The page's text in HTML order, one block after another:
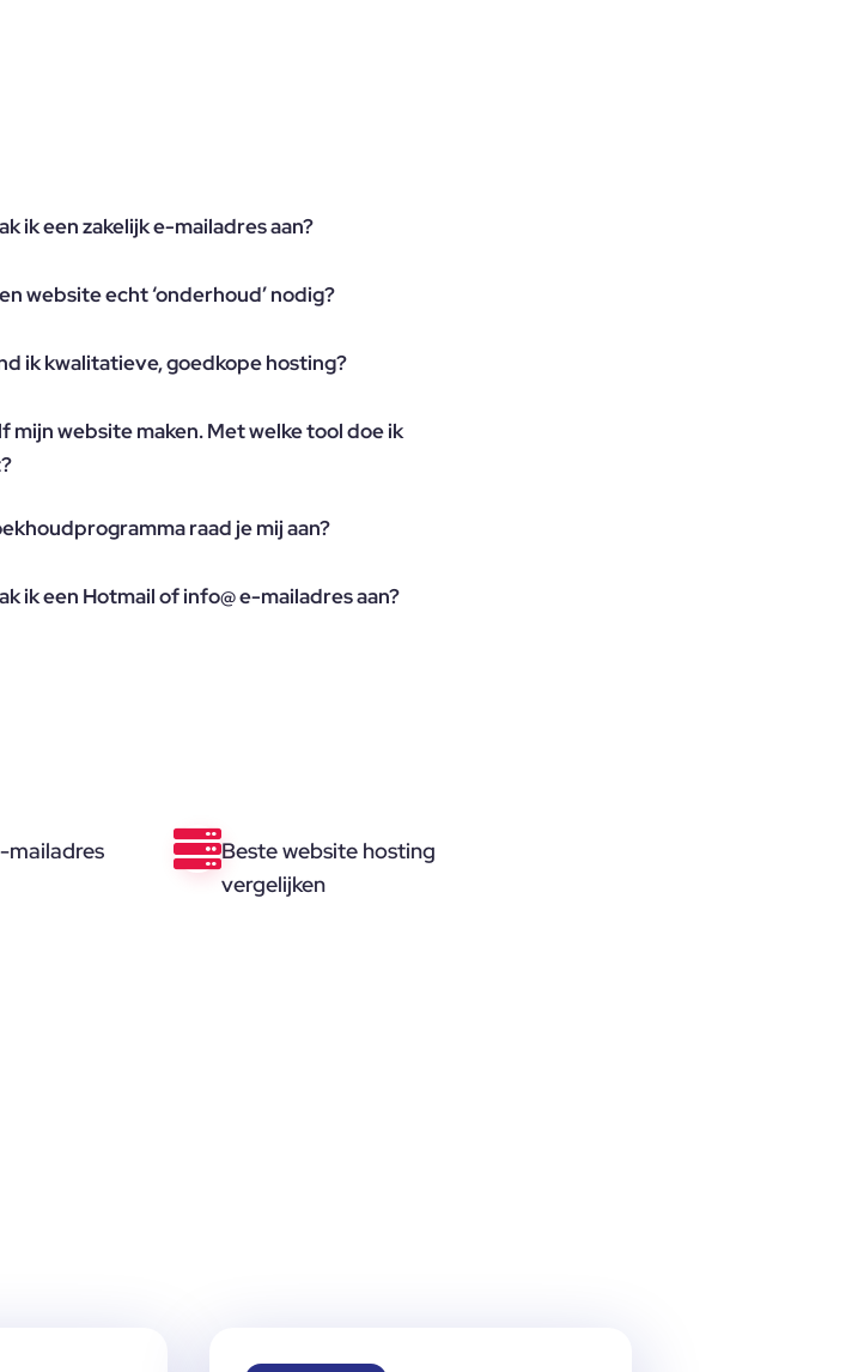
ik een zakelijk e-mailadres aan?
website echt ‘onderhoud’ nodig?
ik kwalitatieve, goedkope hosting?
mijn website maken. Met welke tool doe ik
raad je mij aan?
ik een Hotmail of info@ e-mailadres aan?
mailadres
Beste website hosting
vergelijken